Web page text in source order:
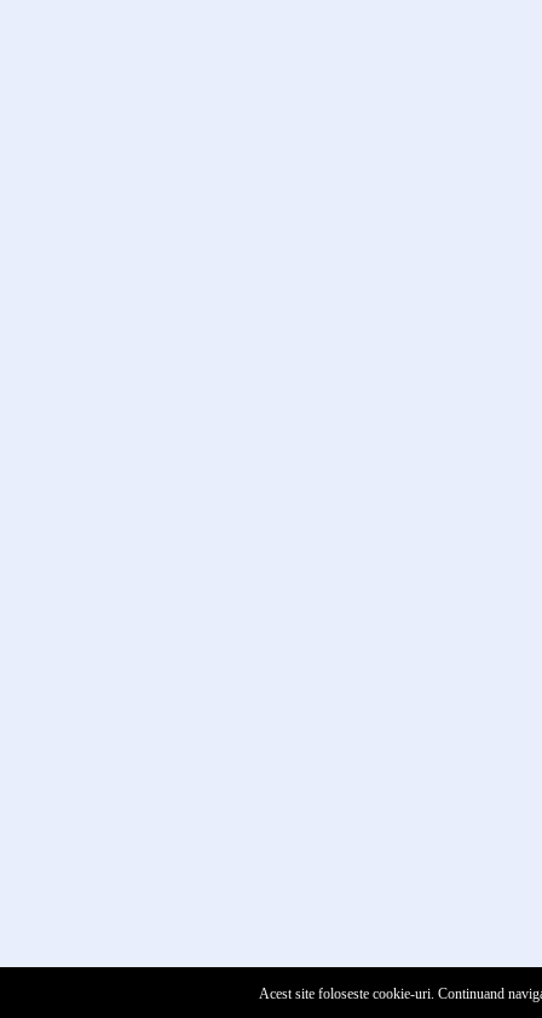
Acest site foloseste cookie-uri. Continuand